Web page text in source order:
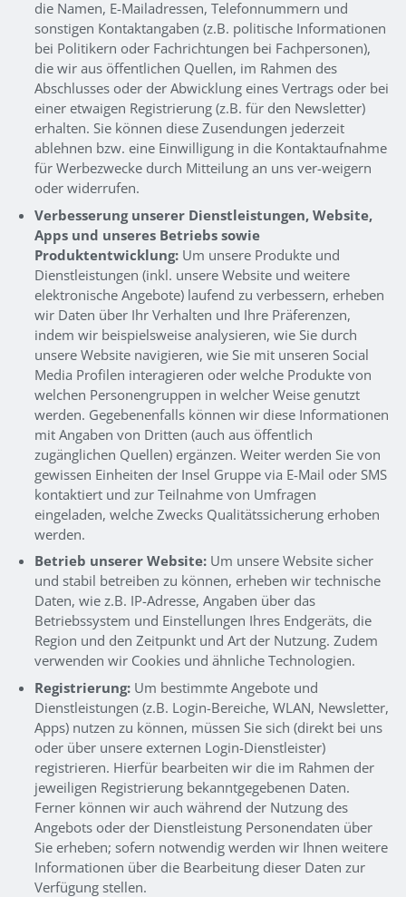
die Namen, E-Mailadressen, Telefonnummern und
sonstigen Kontaktangaben (z.B. politische Informationen
bei Politikern oder Fachrichtungen bei Fachpersonen),
die wir aus öffentlichen Quellen, im Rahmen des
Abschlusses oder der Abwicklung eines Vertrags oder bei
einer etwaigen Registrierung (z.B. für den Newsletter)
erhalten. Sie können diese Zusendungen jederzeit
ablehnen bzw. eine Einwilligung in die Kontaktaufnahme
für Werbezwecke durch Mitteilung an uns ver-weigern
oder widerrufen.
Verbesserung unserer Dienstleistungen, Website,
Apps und unseres Betriebs sowie
Produktentwicklung:Um unsere Produkte und
Dienstleistungen (inkl. unsere Website und weitere
elektronische Angebote) laufend zu verbessern, erheben
wir Daten über Ihr Verhalten und Ihre Präferenzen,
indem wir beispielsweise analysieren, wie Sie durch
unsere Website navigieren, wie Sie mit unseren Social
Media Profilen interagieren oder welche Produkte von
welchen Personengruppen in welcher Weise genutzt
werden. Gegebenenfalls können wir diese Informationen
mit Angaben von Dritten (auch aus öffentlich
zugänglichen Quellen) ergänzen. Weiter werden Sie von
gewissen Einheiten der Insel Gruppe via E-Mail oder SMS
kontaktiert und zur Teilnahme von Umfragen
eingeladen, welche Zwecks Qualitätssicherung erhoben
werden.
Betrieb unserer Website:Um unsere Website sicher
und stabil betreiben zu können, erheben wir technische
Daten, wie z.B. IP-Adresse, Angaben über das
Betriebssystem und Einstellungen Ihres Endgeräts, die
Region und den Zeitpunkt und Art der Nutzung. Zudem
verwenden wir Cookies und ähnliche Technologien.
Registrierung: Um bestimmte Angebote und
Dienstleistungen (z.B. Login-Bereiche, WLAN, Newsletter,
Apps) nutzen zu können, müssen Sie sich (direkt bei uns
oder über unsere externen Login-Dienstleister)
registrieren. Hierfür bearbeiten wir die im Rahmen der
jeweiligen Registrierung bekanntgegebenen Daten.
Ferner können wir auch während der Nutzung des
Angebots oder der Dienstleistung Personendaten über
Sie erheben; sofern notwendig werden wir Ihnen weitere
Informationen über die Bearbeitung dieser Daten zur
Verfügung stellen.